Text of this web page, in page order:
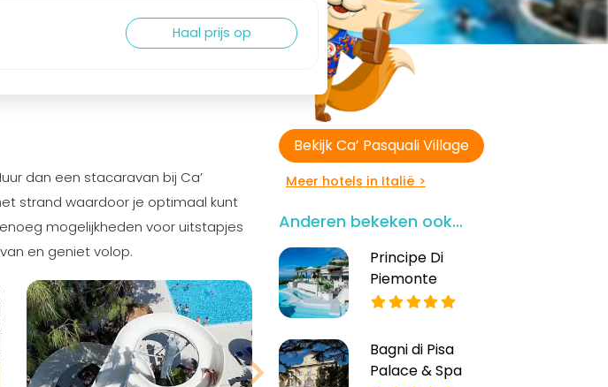
Haal prijs op
dan een stacaravan bij Ca’
strand waardoor je optimaal kunt
mogelijkheden voor uitstapjes
en geniet volop.
Bekijk meer
foto's
Bekijk Ca’ Pasquali Village
Meer hotels in Italië >
Anderen bekeken ook...
Principe Di
Piemonte
Bagni di Pisa
Palace & Spa